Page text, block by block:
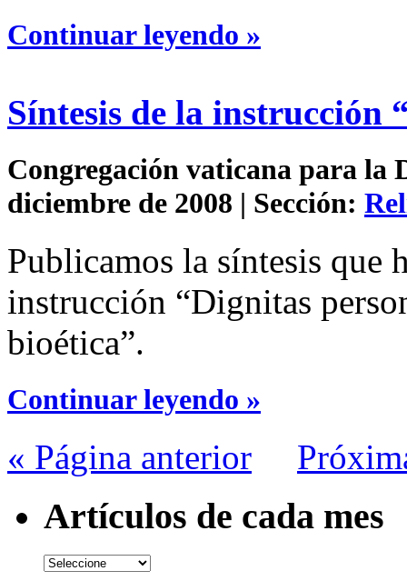
Continuar leyendo »
Síntesis de la instrucción
Congregación vaticana para la
diciembre de 2008 | Sección:
Publicamos la síntesis que
instrucción “Dignitas
bioética”.
Continuar leyendo »
« Página anterior
Artículos de cada mes